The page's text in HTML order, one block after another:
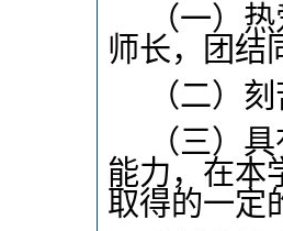
（一）
师长，团结
（二）
（三）
能力，在本
取得的一定